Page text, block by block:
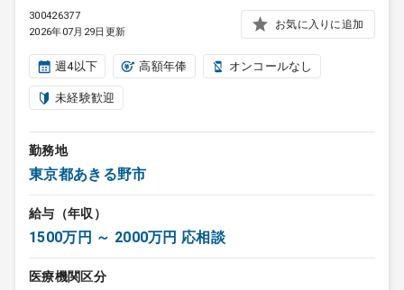
300426377
2026年07月29日更新
お気に入りに追加
週4以下 高額年俸 オンコールなし
未経験歓迎
勤務地
東京都あきる野市
給与（年収）
1500万円 ～ 2000万円 応相談
医療機関区分